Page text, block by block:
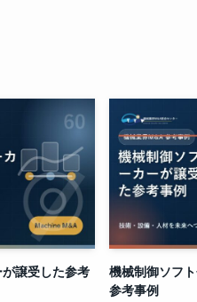
譲受した参考
機械制御ソフ
参考事例